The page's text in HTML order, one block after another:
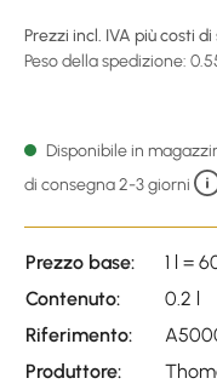
Prezzi incl. IVA più costi
Peso della spedizione:
Disponibile in
di consegna 2-3 giorni
Prezzo base:
1 l =
Contenuto:
0.2 l
Riferimento:
Produttore: